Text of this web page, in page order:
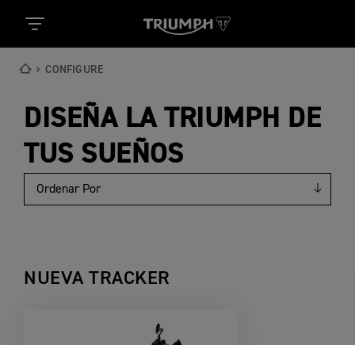
CONFIGURE
DISEÑA LA TRIUMPH DE
TUS SUEÑOS
NUEVA TRACKER